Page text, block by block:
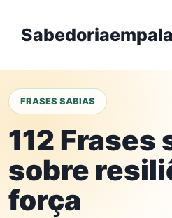
content
FRASES SABIAS
112 Frases
sobre
força